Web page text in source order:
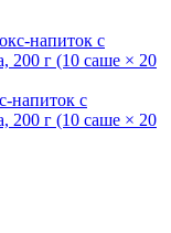
напиток с
200 г (10 саше × 20